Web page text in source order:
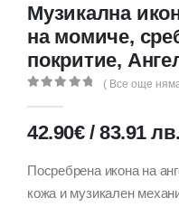
Музикална
на момиче,
покритие,
( Все още
42.90€ /83.91лв.
Посребрена икона на
кожа и музикален